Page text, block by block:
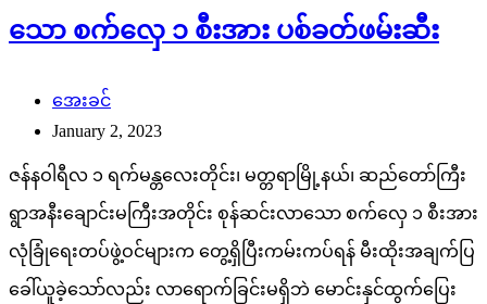
သော စက်လှေ ၁ စီးအား ပစ်ခတ်ဖမ်းဆီး
အေးခင်
January 2, 2023
ဇန်နဝါရီလ ၁ ရက်မန္တလေးတိုင်း၊ မတ္တရာမြို့နယ်၊ ဆည်တော်ကြီး
ရွာအနီးချောင်းမကြီးအတိုင်း စုန်ဆင်းလာသော စက်လှေ ၁ စီးအား
လုံခြုံရေးတပ်ဖွဲ့ဝင်များက တွေ့ရှိပြီးကမ်းကပ်ရန် မီးထိုးအချက်ပြ
ခေါ်ယူခဲ့သော်လည်း လာရောက်ခြင်းမရှိဘဲ မောင်းနှင်ထွက်ပြေး